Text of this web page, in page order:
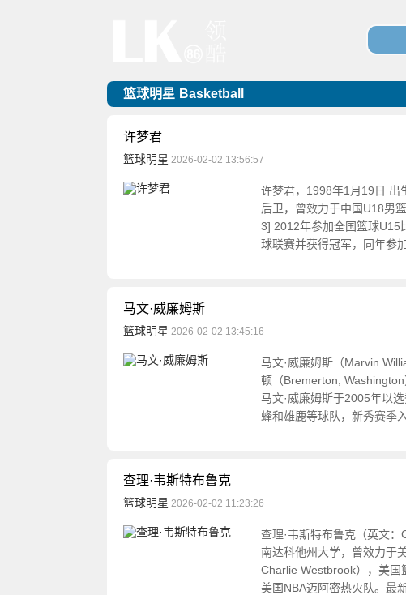
篮球明星 Basketball
许梦君
篮球明星 2026-02-02 13:56:57
许梦君，1998年1月19日 出
后卫，曾效力于中国U18男
3] 2012年参加全国篮球U15
球联赛并获得冠军，同年参
马文·威廉姆斯
篮球明星 2026-02-02 13:45:16
马文·威廉姆斯（Marvin
顿（Bremerton,
马文·威廉姆斯于2005年以
蜂和雄鹿等球队，新秀赛季
查理·韦斯特布鲁克
篮球明星 2026-02-02 11:23:26
查理·韦斯特布鲁克（英文
南达科他州大学，曾效力于
Charlie Westbrook），美国
美国NBA迈阿密热火队。最